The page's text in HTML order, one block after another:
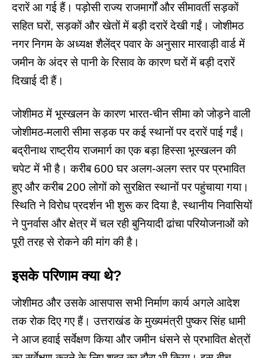
दरारें आ गई हैं। पड़ोसी राज्य राजमार्गों और सीमावर्ती सड़कों
सहित घरों, सड़कों और खेतों में बड़ी दरारें देखी गईं। जोशीमठ
नगर निगम के अध्यक्ष शैलेंद्र पवार के अनुसार मारवाड़ी वार्ड में
जमीन के अंदर से पानी के रिसाव के कारण घरों में बड़ी दरारें
दिखाई दी हैं।
जोशीमठ में भूस्खलनके कारण भारत-चीन सीमा को जोड़ने वाली
जोशीमठ-मलारी सीमा सड़क पर कई स्थानों पर दरारें पाई गईं।
बद्रीनाथ राष्ट्रीय राजमार्ग का एक बड़ा हिस्सा भूस्खलन की
चपेट में भी है।करीब 600 घर अलग-अलग स्तर पर प्रभावित
हुए और करीब 200 लोगों को सुरक्षित स्थानों पर पहुंचाया गया।
स्थिति ने विरोध प्रदर्शन भी शुरू कर दिया है, स्थानीय निवासियों
ने पुनर्वास और क्षेत्र में चल रही बुनियादी ढांचा परियोजनाओं को
पूरी तरह से रोकने की मांग की है।
इसके परिणाम क्या थे?
जोशीमठ और उसके आसपास सभी निर्माण कार्य अगले आदेश
तक रोक दिए गए हैं। उत्तराखंड के मुख्यमंत्री पुष्कर सिंह धामी
ने आज हवाई सर्वेक्षण किया और जमीन धंसने से प्रभावित क्षेत्रों